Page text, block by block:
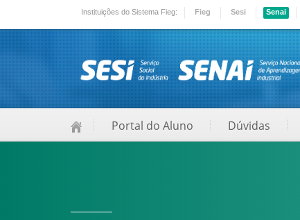
Instituições do Sistema Fieg: Fieg Sesi Senai
Portal do Aluno Dúvidas